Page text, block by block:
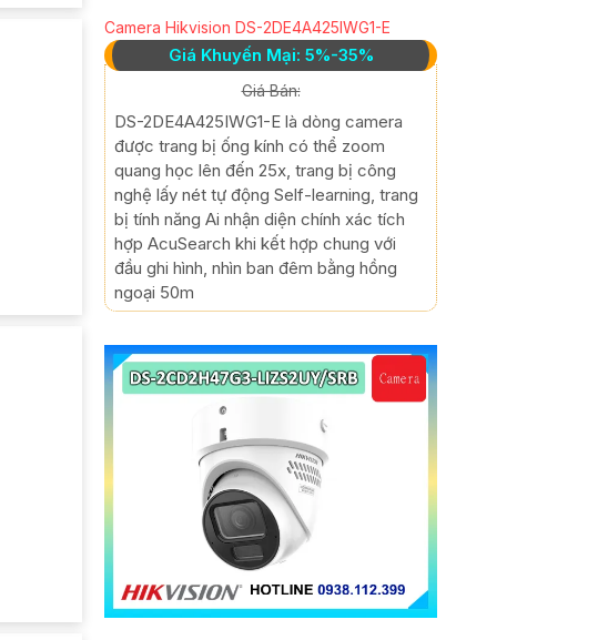
Camera Hikvision DS-2DE4A425IWG1-E
Giá Khuyến Mại: 5%-35%
Giá Bán:
DS-2DE4A425IWG1-E là dòng camera
được trang bị ống kính có thể zoom
quang học lên đến 25x, trang bị công
nghệ lấy nét tự động Self-learning, trang
bị tính năng Ai nhận diện chính xác tích
hợp AcuSearch khi kết hợp chung với
đầu ghi hình, nhìn ban đêm bằng hồng
ngoại 50m